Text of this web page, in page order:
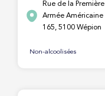
Rue de la Première
Armée Américaine
165, 5100 Wépion
Non-alcoolisées